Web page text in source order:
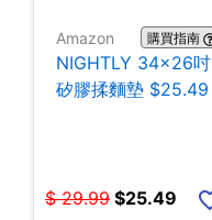
Amazon 購買指南
NIGHTLY 34x26吋
矽膠揉麵墊 $25.49
$ 29.99 $25.49